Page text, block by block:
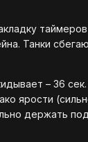
Танки
– 36
ярости
держать